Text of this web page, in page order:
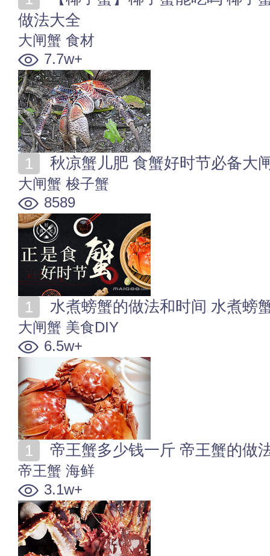
做法大全
大闸蟹 食材
7.7w+
秋凉蟹儿肥 食蟹好时节必备大
大闸蟹 梭子蟹
8589
水煮螃蟹的做法和时间 水煮螃
大闸蟹 美食DIY
6.5w+
帝王蟹多少钱一斤 帝王蟹的做
帝王蟹 海鲜
3.1w+